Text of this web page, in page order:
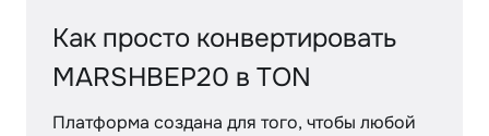
Как просто конвертировать
MARSHBEP20 в TON
Платформа создана для того, чтобы любой